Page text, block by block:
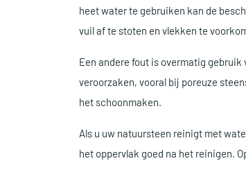
heet water te gebruiken kan de
vuil af te stoten en vlekken te
Een andere fout is overmatig
veroorzaken, vooral bij poreuze
het schoonmaken.
Als u uw natuursteen reinigt met
het oppervlak goed na het reinigen.